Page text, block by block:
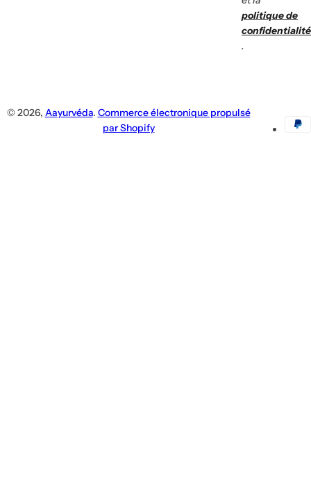
politique de
confidentialité
.
© 2026, Aayurvéda. Commerce électronique propulsé
par Shopify